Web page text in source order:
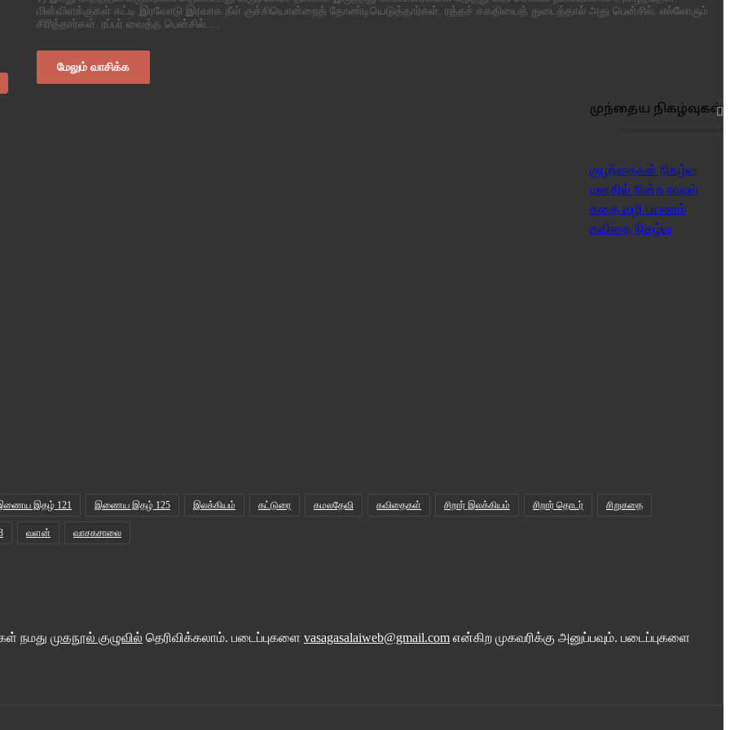
மின்விளக்குகள் கட்டி இரவோடு இரவாக நீள் குச்சியொன்றைத் தோண்டியெடுத்தார்கள். ரத்தச் சகதியைத் துடைத்தால் அது பென்சில். எல்லோரும்
சிரித்தார்கள். ரப்பர் வைத்த பென்சில்.…
மேலும் வாசிக்க
முந்தைய நிகழ்வுகள்
குழந்தைகள் நிகழ்வு
மனதில் நின்ற நாவல்
கதை வழி பயணம்
கவிதை நிகழ்வு
இதழ் 121 இணைய இதழ் 125 இலக்கியம் கட்டுரை கமலதேவி கவிதைகள் சிறார் இலக்கியம் சிறார் தொடர் சிறுகதை
வளன் வாசகசாலை
நமது முகநூல் குழுவில் தெரிவிக்கலாம். படைப்புகளை vasagasalaiweb@gmail.com என்கிற முகவரிக்கு அனுப்பவும். படைப்புகளை